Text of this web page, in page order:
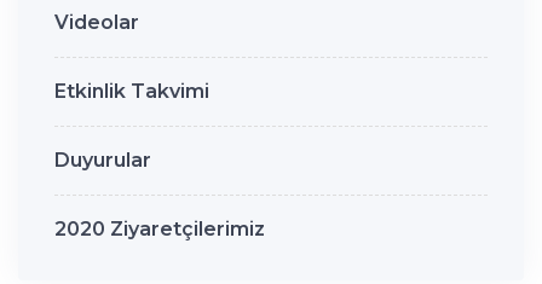
Videolar
Etkinlik Takvimi
Duyurular
2020 Ziyaretçilerimiz